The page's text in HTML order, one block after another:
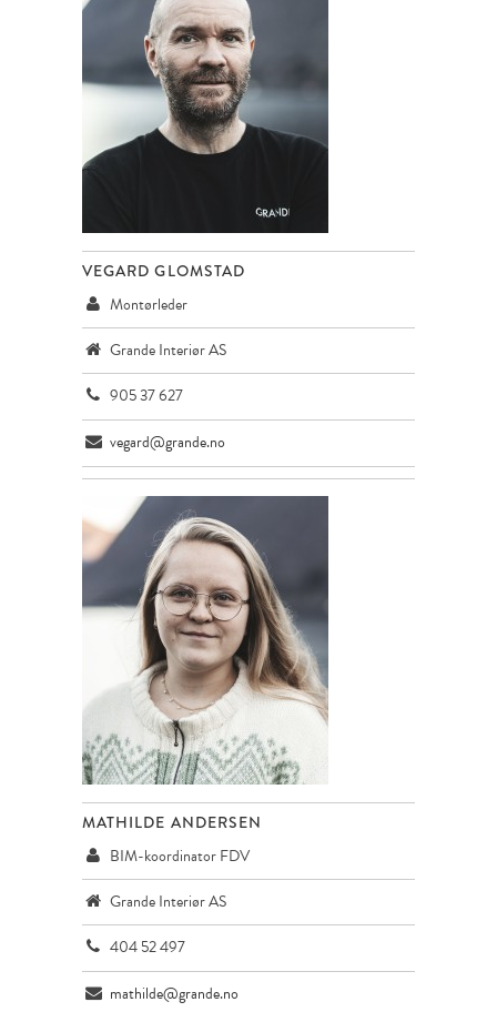
VEGARD GLOMSTAD
Montørleder
Grande Interiør AS
905 37 627
vegard@grande.no
MATHILDE ANDERSEN
BIM-koordinator FDV
Grande Interiør AS
404 52 497
mathilde@grande.no